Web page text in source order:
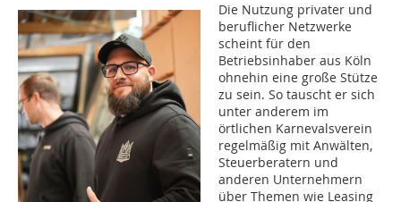
Die Nutzung privater und
beruflicher Netzwerke
scheint für den
Betriebsinhaber aus Köln
ohnehin eine große Stütze
zu sein. So tauscht er sich
unter anderem im
örtlichen Karnevalsverein
regelmäßig mit Anwälten,
Steuerberatern und
anderen Unternehmern
über Themen wie Leasing